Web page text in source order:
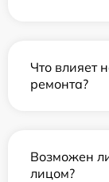
Что влияет
ремонта?
Возможен
лицом?